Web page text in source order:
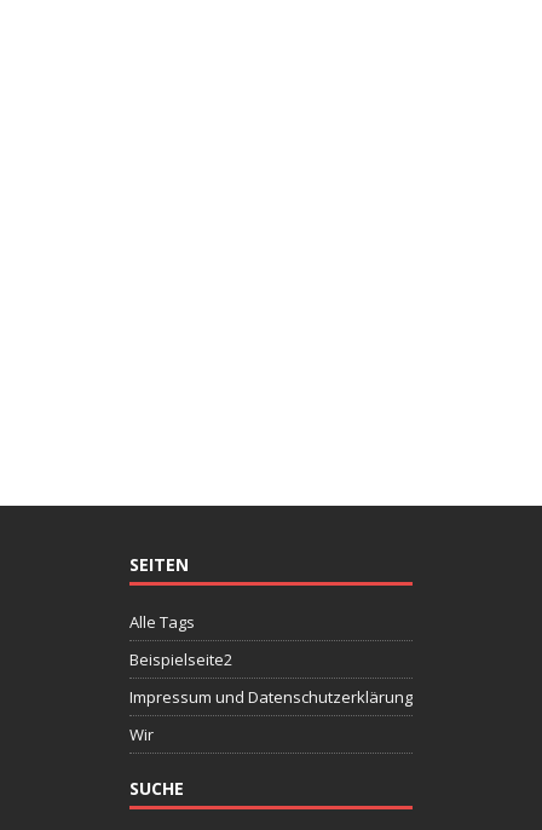
SEITEN
Alle Tags
Beispielseite2
Impressum und Datenschutzerklärung
Wir
SUCHE